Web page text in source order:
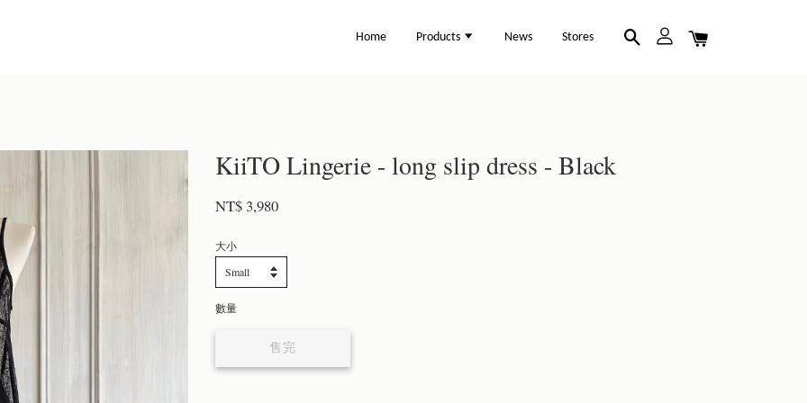
Home Products News Stores
KiiTO Lingerie - long slip dress - Black
NT$ 3,980
大小
數量
售完